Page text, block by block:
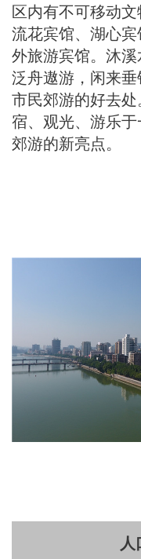
区内有不可移动
流花宾馆、湖心
外旅游宾馆。沐溪
泛舟遨游，闲来
市民郊游的好去
宿、观光、游乐
郊游的新亮点。